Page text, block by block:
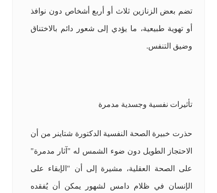
تضم بعض الزنازين ثلاث أو أربع أشخاص دون نوافذ
أو تهوية طبيعية، ما يؤدي إلى شعور دائم بالاختناق
وضيق التنفس.
تأثيرات نفسية وجسدية مدمرة
حذرت خبيرة الصحة النفسية الدكتورة شتاينر من أن
الاحتجاز الطويل دون ضوء الشمس له "آثار مدمرة"
على الصحة العقلية، مشيرة إلى أن "الإبقاء على
الإنسان في ظلام دامس لشهور يمكن أن يُفقده